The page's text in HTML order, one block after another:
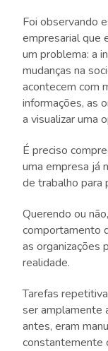
Foi observando
empresarial que
um problema: a
mudanças na
acontecem com
informações, as
a visualizar uma
É preciso
uma empresa já
de trabalho para
Querendo ou
comportamento
as organizações
realidade.
Tarefas
ser amplamente
antes, eram
constantemente